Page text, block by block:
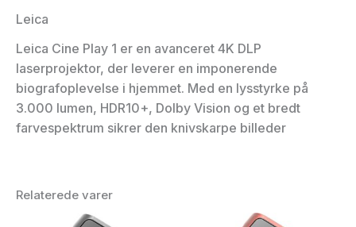
Leica
Leica Cine Play 1 er en avanceret 4K DLP
laserprojektor, der leverer en imponerende
biografoplevelse i hjemmet. Med en lysstyrke på
3.000 lumen, HDR10+, Dolby Vision og et bredt
farvespektrum sikrer den knivskarpe billeder
Relaterede varer